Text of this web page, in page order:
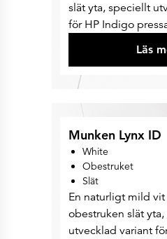
slät yta, speciellt
för HP Indigo
Läs
Munken Lynx ID
White
Obestruket
Slät
En naturligt mild vit
obestruken slät
utvecklad variant